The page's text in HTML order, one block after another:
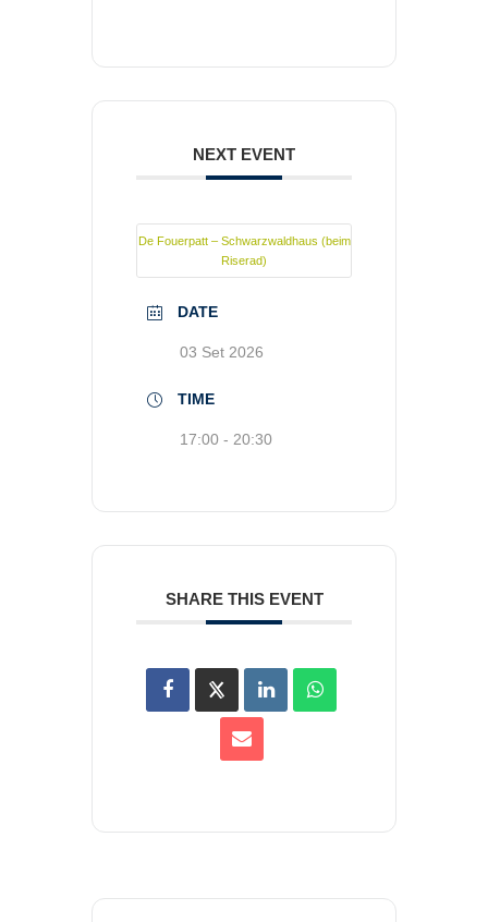
NEXT EVENT
De Fouerpatt – Schwarzwaldhaus (beim
Riserad)
DATE
03 Set 2026
TIME
17:00 - 20:30
SHARE THIS EVENT